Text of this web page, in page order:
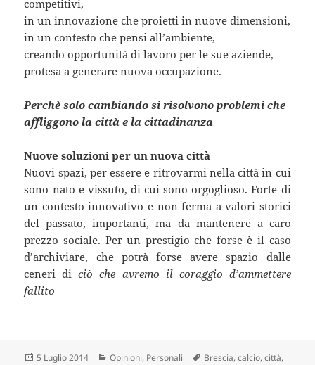
competitivi,
in un innovazione che proietti in nuove dimensioni,
in un contesto che pensi all’ambiente,
creando opportunità di lavoro per le sue aziende,
protesa a generare nuova occupazione.
Perchè solo cambiando si risolvono problemi che
affliggono la città e la cittadinanza
Nuove soluzioni per un nuova città
Nuovi spazi, per essere e ritrovarmi nella città in cui
sono nato e vissuto, di cui sono orgoglioso. Forte di
un contesto innovativo e non ferma a valori storici
del passato, importanti, ma da mantenere a caro
prezzo sociale. Per un prestigio che forse è il caso
d’archiviare, che potrà forse avere spazio dalle
ceneri diciò che avremo il coraggio d’ammettere
fallito
Scritto
5 Luglio 2014 Categorie
Opinioni, Personali Tag
Brescia,calcio,città,